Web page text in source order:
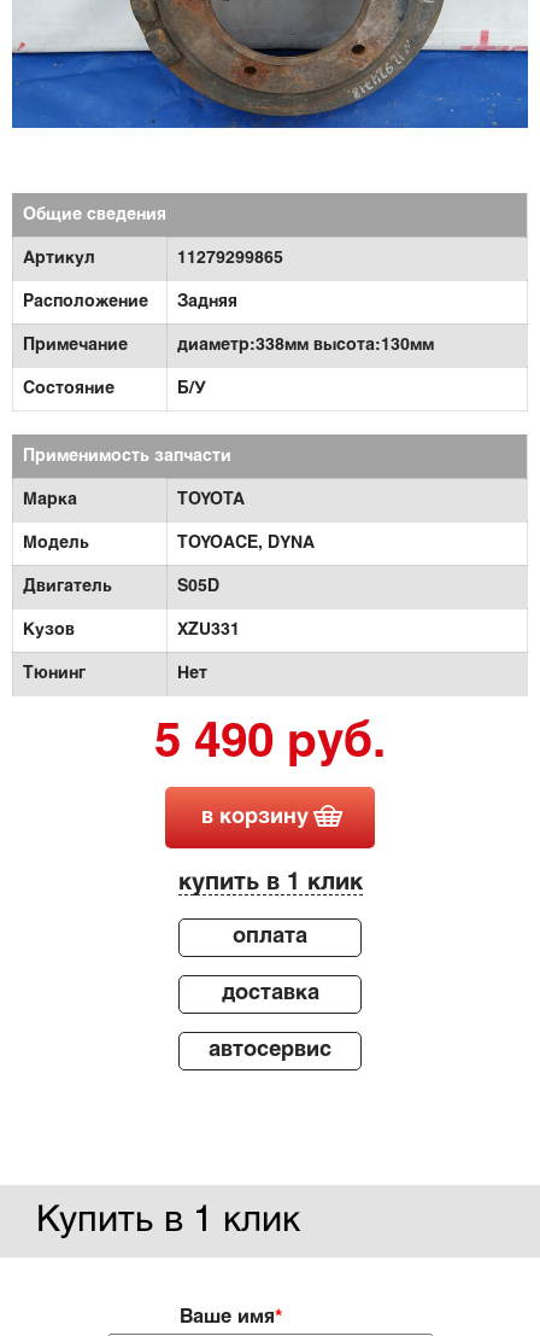
Общие сведения
Артикул 11279299865
Расположение Задняя
Примечание диаметр:338мм высота:130мм
Состояние Б/У
Применимость запчасти
Марка TOYOTA
Модель TOYOACE, DYNA
Двигатель S05D
Кузов XZU331
Тюнинг Нет
5 490 руб.
в корзину
купить в 1 клик
оплата
доставка
автосервис
Купить в 1 клик
Ваше имя*